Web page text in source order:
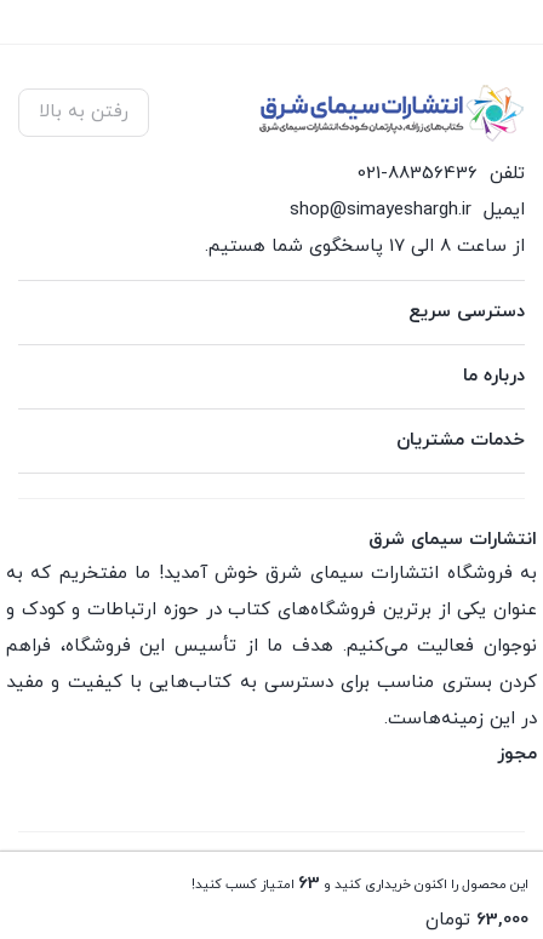
این محصول را اکنون خریداری کنید و 63 امتیاز کسب کنید!
63,000 تومان
رفتن به بالا
تلفن 021-88356436
ایمیل shop@simayeshargh.ir
از ساعت 8 الی 17 پاسخگوی شما هستیم.
دسترسی سریع
درباره ما
خدمات مشتریان
انتشارات سیمای شرق
به فروشگاه انتشارات سیمای شرق خوش آمدید! ما مفتخریم که به
عنوان یکی از برترین فروشگاه‌های کتاب در حوزه ارتباطات و کودک و
نوجوان فعالیت می‌کنیم. هدف ما از تأسیس این فروشگاه، فراهم
کردن بستری مناسب برای دسترسی به کتاب‌هایی با کیفیت و مفید
در این زمینه‌هاست.
مجوز
تمامی حقوق این فروشگاه اینترنتی متعلق به انتشارات سیمای